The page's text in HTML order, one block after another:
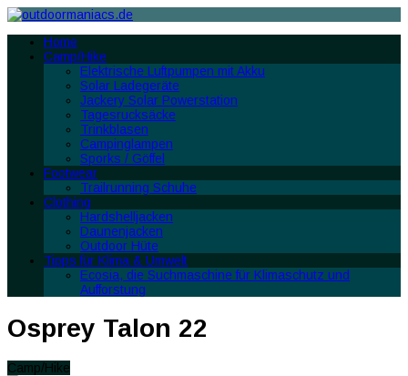
Home
Camp/Hike
Elektrische Luftpumpen mit Akku
Solar Ladegeräte
Jackery Solar Powerstation
Tagesrucksäcke
Trinkblasen
Campinglampen
Sporks / Göffel
Footwear
Trailrunning Schuhe
Clothing
Hardshelljacken
Daunenjacken
Outdoor Hüte
Tipps für Klima & Umwelt
Ecosia, die Suchmaschine für Klimaschutz und
Aufforstung
Osprey Talon 22
Camp/Hike